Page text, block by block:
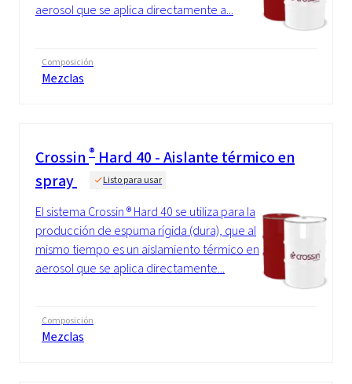
aerosol que se aplica directamente a...
Composición
Mezclas
Crossin ® Hard 40 - Aislante térmico en
spray
Listo para usar
El sistema Crossin ® Hard 40 se utiliza para la
producción de espuma rígida (dura), que al
mismo tiempo es un aislamiento térmico en
aerosol que se aplica directamente...
Composición
Mezclas